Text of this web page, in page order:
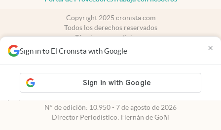
Sign in to El Cronista with Google ×
Copyright 2025 cronista.com
Todos los derechos reservados
Términos y condiciones
Privacidad
Consentimiento
cronista.com
es propiedad de El Cronista Comercial S.A Registro de
N° de edición: 10.950 - 7 de agosto de 2026
Director Periodístico: Hernán de Goñi